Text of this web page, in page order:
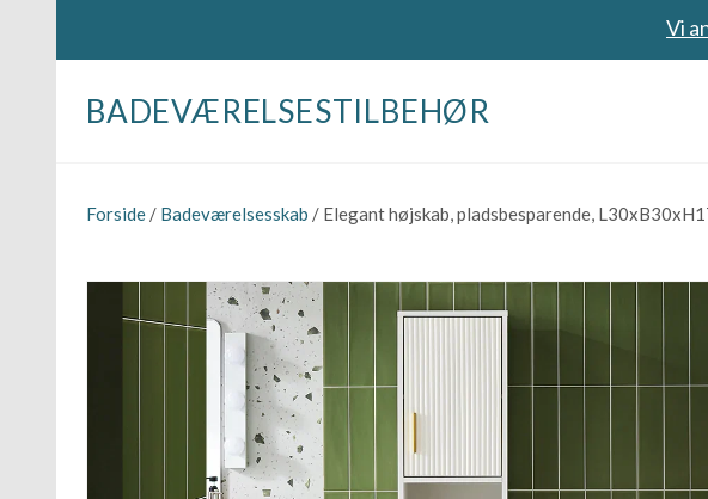
Vi
BADEVÆRELSESTILBEHØR
Forside / Badeværelsesskab / Elegant højskab, pladsbesparende,